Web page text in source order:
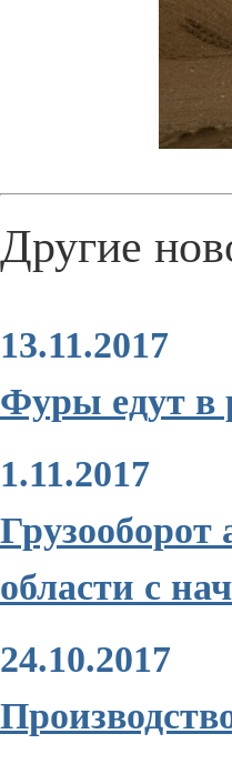
Другие
13.11.2017
Фуры едут в
1.11.2017
Грузооборот
области с
24.10.2017